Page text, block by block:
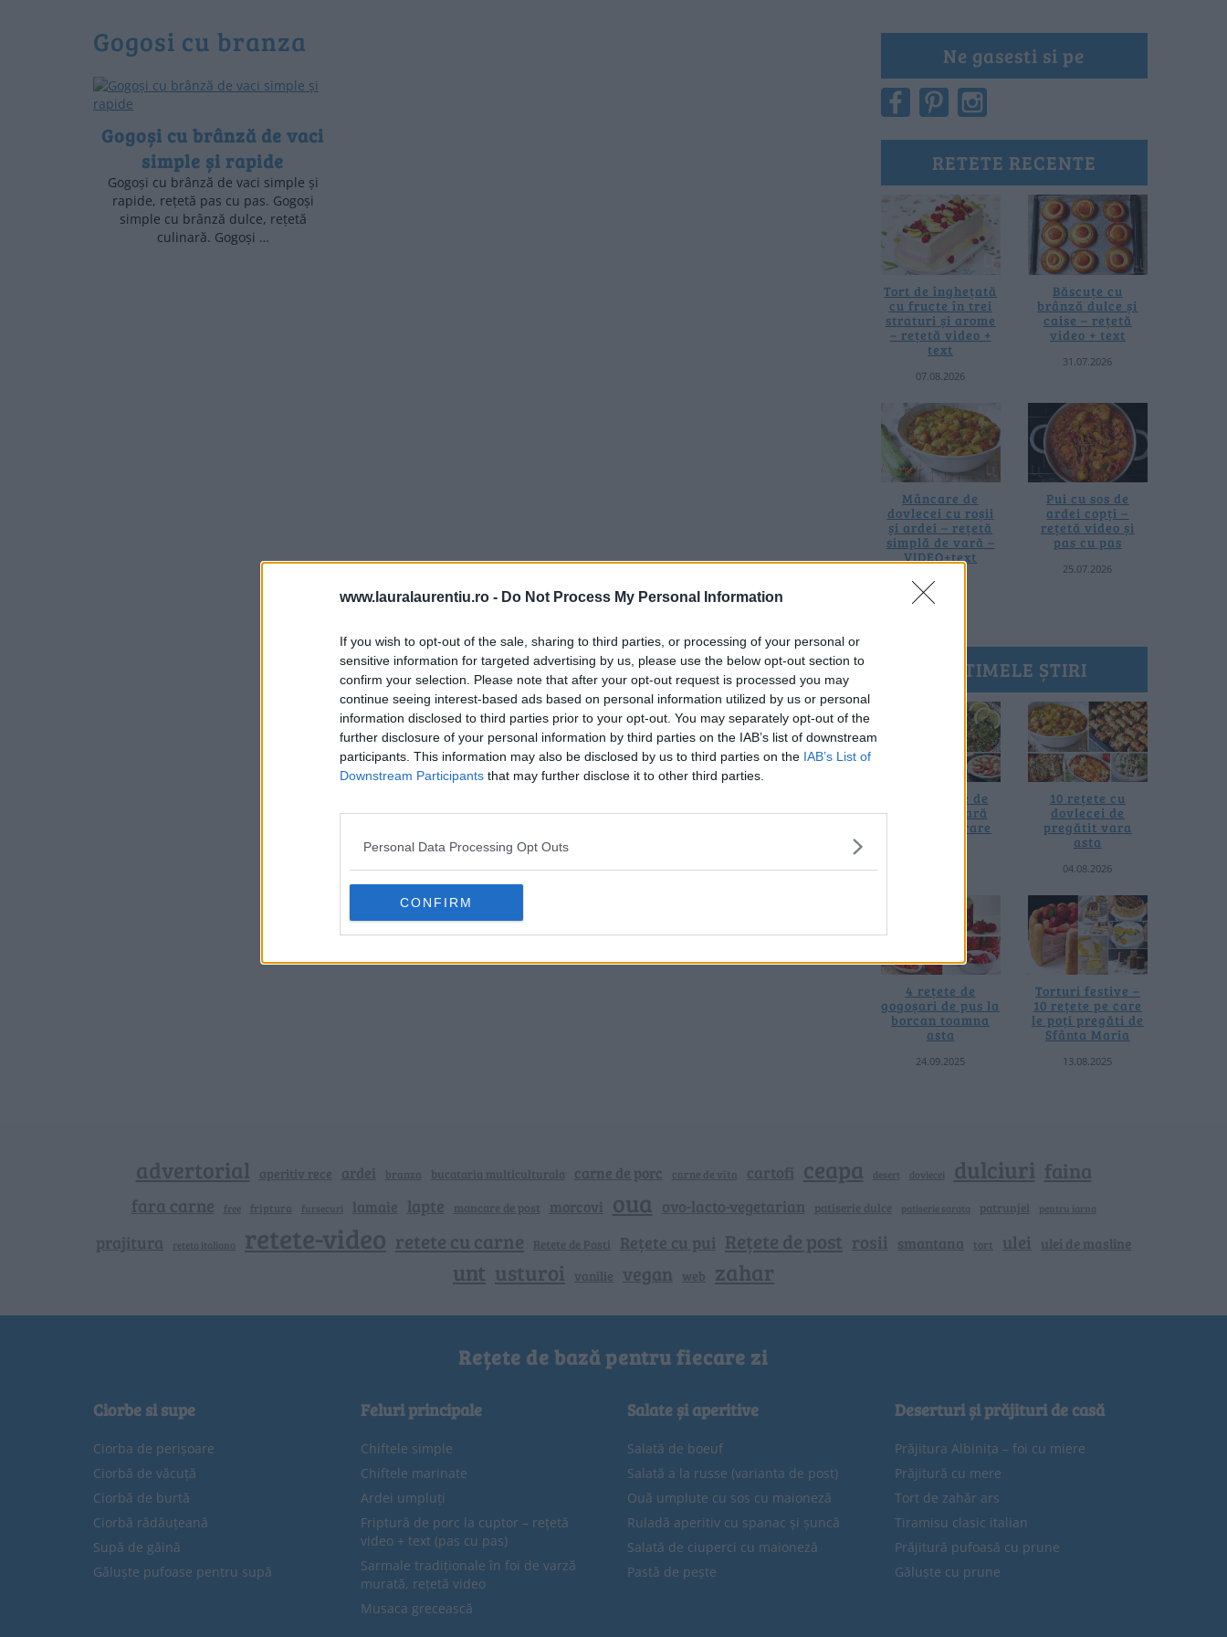
www.lauralaurentiu.ro - Do Not Process My Personal Information
If you wish to opt-out of the sale, sharing to third parties, or processing of your personal or
sensitive information for targeted advertising by us, please use the below opt-out section to
confirm your selection. Please note that after your opt-out request is processed you may
continue seeing interest-based ads based on personal information utilized by us or personal
information disclosed to third parties prior to your opt-out. You may separately opt-out of the
further disclosure of your personal information by third parties on the IAB’s list of downstream
participants. This information may also be disclosed by us to third parties on the IAB’s List of
Downstream Participants that may further disclose it to other third parties.
Personal Data Processing Opt Outs
CONFIRM
gogosi cu branza
Gogoși cu brânză de vaci
simple și rapide
Gogoși cu brânză de vaci simple și
rapide, rețetă pas cu pas. Gogoși
simple cu brânză dulce, rețetă
culinară. Gogoși …
Ne gasesti si pe
RETETE RECENTE
Tort de înghețată
cu fructe în trei
straturi și arome
– rețetă video +
text
07.08.2026
Băscuțe cu
brânză dulce și
caise – rețetă
video + text
31.07.2026
Mâncare de
dovlecei cu roșii
și ardei – rețetă
simplă de vară –
VIDEO+text
28.07.2026
Pui cu sos de
ardei copți –
rețetă video și
pas cu pas
25.07.2026
ULTIMELE ȘTIRI
20 de rețete de
salate de vară
fără prelucrare
10 rețete cu
dovlecei de
pregătit vara
asta
04.08.2026
4 rețete de
gogoșari de pus la
borcan toamna
asta
24.09.2025
Torturi festive –
10 rețete pe care
le poți pregăti de
Sfânta Maria
13.08.2025
advertorial aperitiv rece ardei branza bucataria multiculturala carne de porc carne de vita cartofi ceapa desert dovlecei dulciuri faina
fara carne free friptura fursecuri lamaie lapte mancare de post morcovi oua ovo-lacto-vegetarian patiserie dulce patiserie sarata patrunjel pentru iarna
prajitura reteta italiana retete-video retete cu carne Retete de Pasti Rețete cu pui Rețete de post rosii smantana tort ulei ulei de masline
unt usturoi vanilie vegan web zahar
Rețete de bază pentru fiecare zi
Ciorbe si supe
Ciorba de perișoare
Ciorbă de văcuță
Ciorbă de burtă
Ciorbă rădăuțeană
Supă de găină
Găluște pufoase pentru supă
Feluri principale
Chiftele simple
Chiftele marinate
Ardei umpluți
Friptură de porc la cuptor – rețetă
video + text (pas cu pas)
Sarmale tradiționale în foi de varză
murată, rețetă video
Musaca grecească
Salate și aperitive
Salată de boeuf
Salată a la russe (varianta de post)
Ouă umplute cu sos cu maioneză
Ruladă aperitiv cu spanac și șuncă
Salată de ciuperci cu maioneză
Pastă de pește
Deserturi și prăjituri de casă
Prăjitura Albinița – foi cu miere
Prăjitură cu mere
Tort de zahăr ars
Tiramisu clasic italian
Prăjitură pufoasă cu prune
Găluște cu prune